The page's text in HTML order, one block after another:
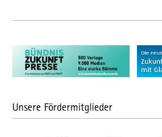
Unsere Fördermitglieder